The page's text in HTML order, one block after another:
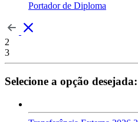
Portador de Diploma
2
3
Selecione a opção desejada: